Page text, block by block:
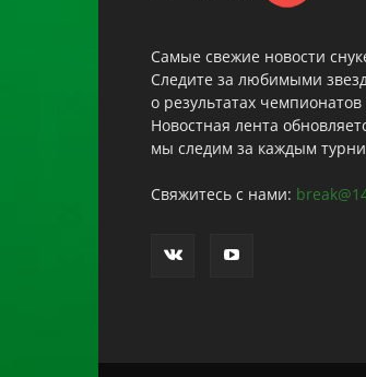
Самые свежие новости
Следите за любимыми
о результатах
Новостная лента
мы следим за каждым
Свяжитесь с нами: